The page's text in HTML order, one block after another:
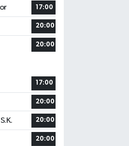
17:00
20:00
20:00
17:00
20:00
20:00
20:00